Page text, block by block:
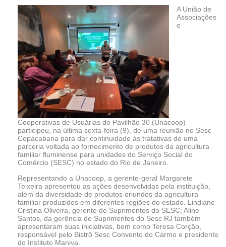
A União de
Associações
e
Cooperativas de Usuárias do Pavilhão 30 (Unacoop)
participou, na última sexta-feira (9), de uma reunião no Sesc
Copacabana para dar continuidade às tratativas de uma
parceria voltada ao fornecimento de produtos da agricultura
familiar fluminense para unidades do Serviço Social do
Comércio (SESC) no estado do Rio de Janeiro.
Representando a Unacoop, a gerente-geral Margarete
Teixeira apresentou as ações desenvolvidas pela instituição,
além da diversidade de produtos oriundos da agricultura
familiar produzidos em diferentes regiões do estado. Lindiane
Cristina Oliveira, gerente de Suprimentos do SESC; Aline
Santos, da gerência de Suprimentos do Sesc RJ também
apresentaram suas iniciativas, bem como Teresa Corção,
responsável pelo Bistrô Sesc Convento do Carmo e presidente
do Instituto Maniva.